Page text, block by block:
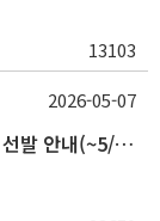
13103
2026학년도 인문대학 이경애 리더십 장학생 선발 안내(~5/15 10:00)
2026-05-07